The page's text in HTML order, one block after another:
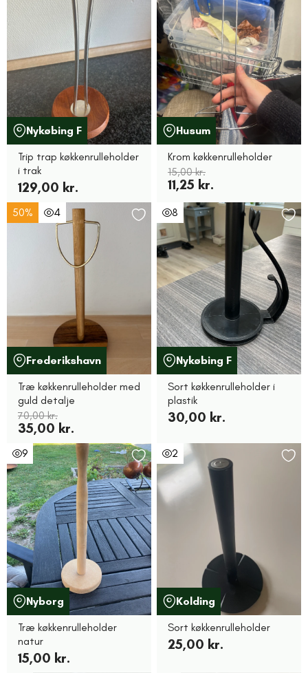
Nykøbing F
Trip trap køkkenrulleholder
i trak
129,00 kr.
Husum
Krom køkkenrulleholder
15,00 kr.
11,25 kr.
50% 4
Frederikshavn
Træ køkkenrulleholder med
guld detalje
70,00 kr.
35,00 kr.
8
Nykøbing F
Sort køkkenrulleholder i
plastik
30,00 kr.
9
Nyborg
Træ køkkenrulleholder
natur
15,00 kr.
2
Kolding
Sort køkkenrulleholder
25,00 kr.